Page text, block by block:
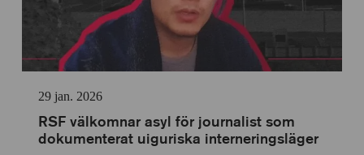
29 jan. 2026
RSF välkomnar asyl för journalist som
dokumenterat uiguriska interneringsläger